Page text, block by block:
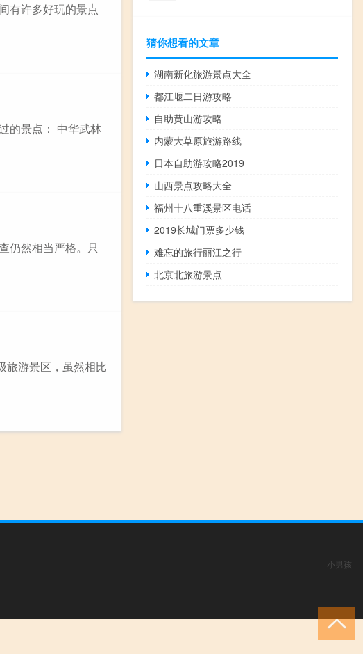
有许多好玩的景点
的景点： 中华武林
仍然相当严格。只
旅游景区，虽然相比
猜你想看的文章
湖南新化旅游景点大全
都江堰二日游攻略
自助黄山游攻略
内蒙大草原旅游路线
日本自助游攻略2019
山西景点攻略大全
福州十八重溪景区电话
2019长城门票多少钱
难忘的旅行丽江之行
北京北旅游景点
小男孩